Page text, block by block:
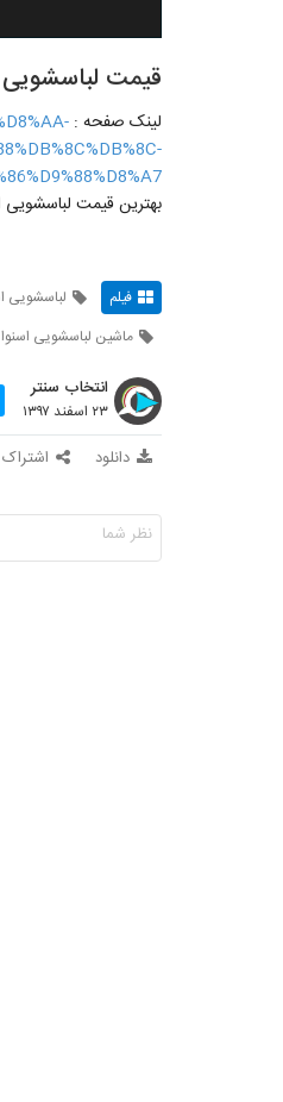
قیمت لباسشویی
لینک صفحه :
بهترین قیمت لباسشویی
فیلم لباسشویی
ماشین لباسشویی اسنوا
انتخاب سنتر
۲۳ اسفند ۱۳۹۷
دانلود اشتراک